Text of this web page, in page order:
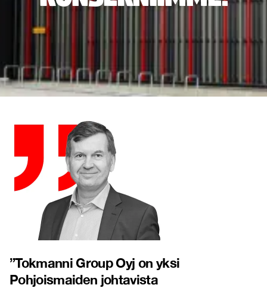
”Tokmanni Group Oyj on yksi
Pohjoismaiden johtavista